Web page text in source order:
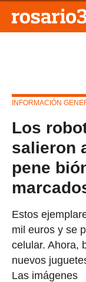
INFORMACIÓN
Los
salieron
pene
Estos
mil euros y se
celular. Ahora,
nuevos
Las imágenes